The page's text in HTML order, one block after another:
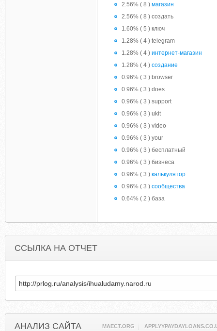
2.56% ( 8 ) магазин
2.56% ( 8 ) создать
1.60% ( 5 ) ключ
1.28% ( 4 ) telegram
1.28% ( 4 ) интернет-магазин
1.28% ( 4 ) создание
0.96% ( 3 ) browser
0.96% ( 3 ) does
0.96% ( 3 ) support
0.96% ( 3 ) ukit
0.96% ( 3 ) video
0.96% ( 3 ) your
0.96% ( 3 ) бесплатный
0.96% ( 3 ) бизнеса
0.96% ( 3 ) калькулятор
0.96% ( 3 ) сообщества
0.64% ( 2 ) база
ССЫЛКА НА ОТЧЕТ
АНАЛИЗ САЙТА MAECT.ORG